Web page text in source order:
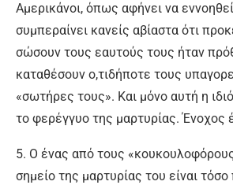
Αμερικάνοι, όπως αφήνει να
συμπεραίνει κανείς αβίαστα ότι
σώσουν τους εαυτούς τους ήταν
καταθέσουν ο,τιδήποτε τους
«σωτήρες τους». Και μόνο αυτή η
το φερέγγυο της μαρτυρίας. Ένοχος
5. Ο ένας από τους
σημείο της μαρτυρίας του είναι